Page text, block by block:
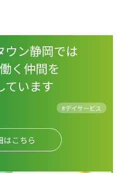
ウン静岡では
く仲間を
ています
#デイサービス
はこちら